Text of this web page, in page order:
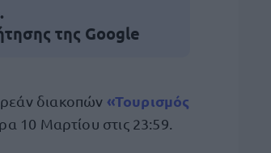
της Google
διακοπών «Τουρισμός
10 Μαρτίου στις 23:59.